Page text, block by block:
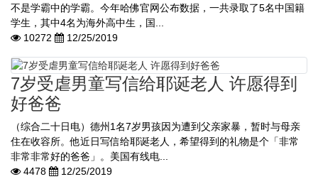
不是学霸中的学霸。今年哈佛官网公布数据，一共录取了5名中国籍
学生，其中4名为海外高中生，国...
10272
12/25/2019
7岁受虐男童写信给耶诞老人 许愿得到
好爸爸
（综合二十日电）德州1名7岁男孩因为遭到父亲家暴，暂时与母亲
住在收容所。他近日写信给耶诞老人，希望得到的礼物是个「非常
非常非常好的爸爸」。美国有线电...
4478
12/25/2019